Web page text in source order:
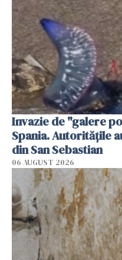
Invazie de "galere
Spania. Autoritățile
din San Sebastian
06 AUGUST 2026